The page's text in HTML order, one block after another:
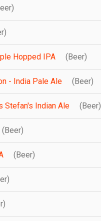
Hopped IPA (Beer)
- India Pale Ale (Beer)
Stefan's Indian Ale (Beer)
(Beer)
(Beer)